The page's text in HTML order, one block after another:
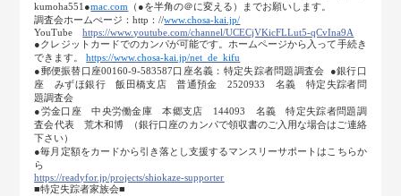
kumoha551●mac.com
（●を半角の＠に変える）までお願いします。
調査会ホームぺージ：http：//www.chosa-kai.jp/
YouTubehttps://www.youtube.com/channel/UCECjVKicFLLut5-qCvIna9A
●クレジットカードでのカンパが可能です。ホームページから入って手続き
できます。https://www.chosa-kai.jp/net_de_kifu
●郵便振替口座00160-9-583587口座名義：特定失踪者問題調査会 ●銀行口
座 みずほ銀行 飯田橋支店 普通預金 2520933 名義 特定失踪者問
題調査会
●労金口座 中央労働金庫 本郷支店 144093 名義 特定失踪者問題調
査会代表 荒木和博 （銀行口座のカンパで領収書のご入用な場合はご連絡
下さい）
●毎月定額をカードから引き落とし支援するマンスリーサポートはこちらか
ら
https://readyfor.jp/projects/shiokaze-supporter
■特定失踪者家族会■